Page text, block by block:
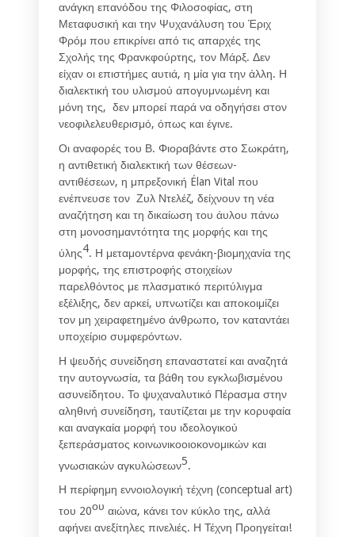
ανάγκη επανόδου της Φιλοσοφίας, στη
Μεταφυσική και την Ψυχανάλυση του Έριχ
Φρόμ που επικρίνει από τις απαρχές της
Σχολής της Φρανκφούρτης, τον Μάρξ. Δεν
είχαν οι επιστήμες αυτιά, η μία για την άλλη. Η
διαλεκτική του υλισμού απογυμνωμένη και
μόνη της, δεν μπορεί παρά να οδηγήσει στον
νεοφιλελευθερισμό, όπως και έγινε.
Οι αναφορές του Β. Φιοραβάντε στο Σωκράτη,
η αντιθετική διαλεκτική των θέσεων-
αντιθέσεων, η μπρεξονική Élan Vital που
ενέπνευσε τον Ζυλ Ντελέζ, δείχνουν τη νέα
αναζήτηση και τη δικαίωση του άυλου πάνω
στη μονοσημαντότητα της μορφής και της
ύλης4. Η μεταμοντέρνα φενάκη-βιομηχανία της
μορφής, της επιστροφής στοιχείων
παρελθόντος με πλασματικό περιτύλιγμα
εξέλιξης, δεν αρκεί, υπνωτίζει και αποκοιμίζει
τον μη χειραφετημένο άνθρωπο, τον καταντάει
υποχείριο συμφερόντων.
Η ψευδής συνείδηση επαναστατεί και αναζητά
την αυτογνωσία, τα βάθη του εγκλωβισμένου
ασυνείδητου. Το ψυχαναλυτικό Πέρασμα στην
αληθινή συνείδηση, ταυτίζεται με την κορυφαία
και αναγκαία μορφή του ιδεολογικού
ξεπεράσματος κοινωνικοοιοκονομικών και
γνωσιακών αγκυλώσεων5.
Η περίφημη εννοιολογική τέχνη (conceptual art)
του 20ου αιώνα, κάνει τον κύκλο της, αλλά
αφήνει ανεξίτηλες πινελιές. Η Τέχνη Προηγείται!